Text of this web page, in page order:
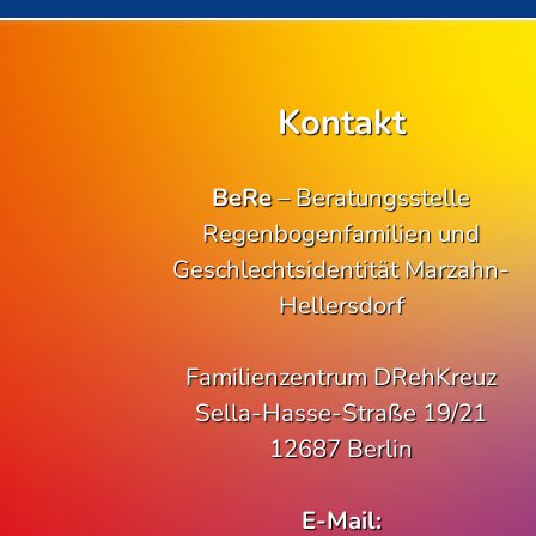
Kontakt
BeRe– Beratungsstelle
Regenbogenfamilien und
Geschlechtsidentität Marzahn-
Hellersdorf
Familienzentrum DRehKreuz
Sella-Hasse-Straße 19/21
12687 Berlin
E-Mail: